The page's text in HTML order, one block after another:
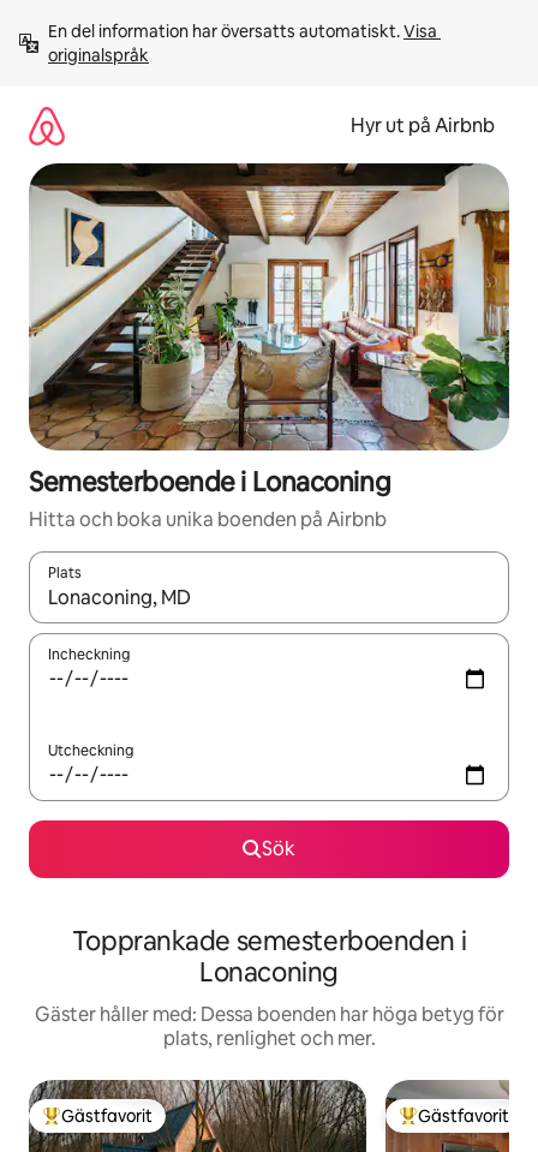
innehåll
En del information har översatts automatiskt. Visa
originalspråk
Hyr ut på Airbnb
Semesterboende i Lonaconing
Hitta och boka unika boenden på Airbnb
Plats
När resultaten är tillgängliga kan du navigera med upp- och
Incheckning
Utcheckning
Sök
Topprankade semesterboenden i
Lonaconing
Gäster håller med: Dessa boenden har höga betyg för
plats, renlighet och mer.
Populär gästfavorit
Gästfavorit Populär
Gästfavorit